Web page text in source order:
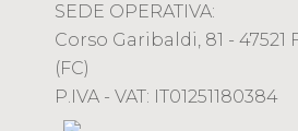
SEDE OPERATIVA:
Corso Garibaldi, 81 - 47521
(FC)
P.IVA - VAT: IT01251180384